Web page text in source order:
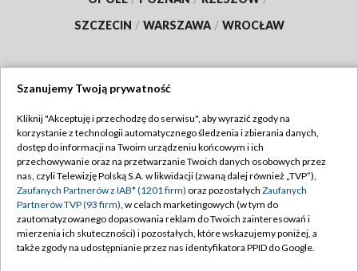
SZCZECIN / WARSZAWA / WROCŁAW
TVP
Abonament TVP
Emisja w TVP
Centrum informacji TVP
Naziemna Telewizja Cyfrowa
Regulamin TVP
Polityka prywatności
Moje zgody
Pomoc
Szanujemy Twoją prywatność
Kliknij "Akceptuję i przechodzę do serwisu", aby wyrazić zgody na
korzystanie z technologii automatycznego śledzenia i zbierania danych,
dostęp do informacji na Twoim urządzeniu końcowym i ich
przechowywanie oraz na przetwarzanie Twoich danych osobowych przez
nas, czyli Telewizję Polską S.A. w likwidacji (zwaną dalej również „TVP”),
Zaufanych Partnerów z IAB* (1201 firm) oraz pozostałych Zaufanych
Partnerów TVP (93 firm), w celach marketingowych (w tym do
zautomatyzowanego dopasowania reklam do Twoich zainteresowań i
mierzenia ich skuteczności) i pozostałych, które wskazujemy poniżej, a
także zgody na udostępnianie przez nas identyfikatora PPID do Google.